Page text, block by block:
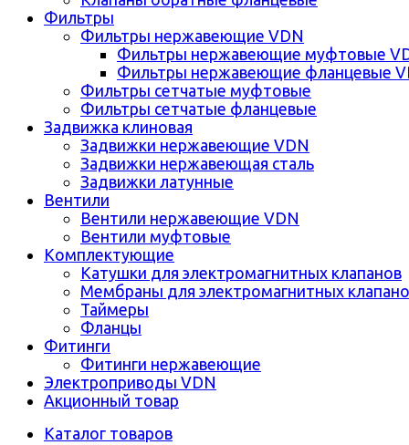
Фильтры
Фильтры нержавеющие VDN
Фильтры нержавеющие муфтовые
Фильтры нержавеющие фланцевые
Фильтры сетчатые муфтовые
Фильтры сетчатые фланцевые
Задвижка клиновая
Задвижки нержавеющие VDN
Задвижки нержавеющая сталь
Задвижки латунные
Вентили
Вентили нержавеющие VDN
Вентили муфтовые
Комплектующие
Катушки для электромагнитных клапанов
Мембраны для электромагнитных
Таймеры
Фланцы
Фитинги
Фитинги нержавеющие
Электроприводы VDN
Акционный товар
Каталог товаров